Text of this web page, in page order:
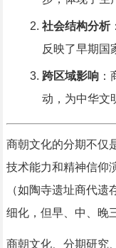
社会结构分析
反映了早期国
跨区域影响：
动，为中华文
商朝文化的分期不仅
技术能力和精神信仰
（如陶寺遗址商代
细化，但早、中、晚
商朝文化、分期研究